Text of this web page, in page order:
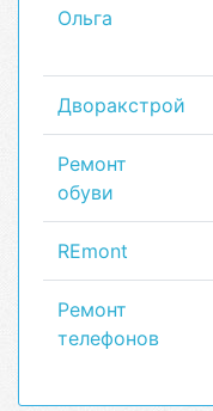
Ольга
Дворакстрой
Ремонт
обуви
REmont
Ремонт
телефонов